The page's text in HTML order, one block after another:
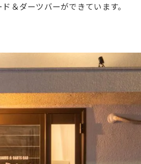
＆ダーツバーができています。